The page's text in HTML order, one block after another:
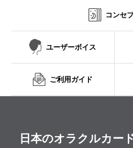
コンセ
ユーザーボイス
ご利用ガイド
日本のオラクルカー